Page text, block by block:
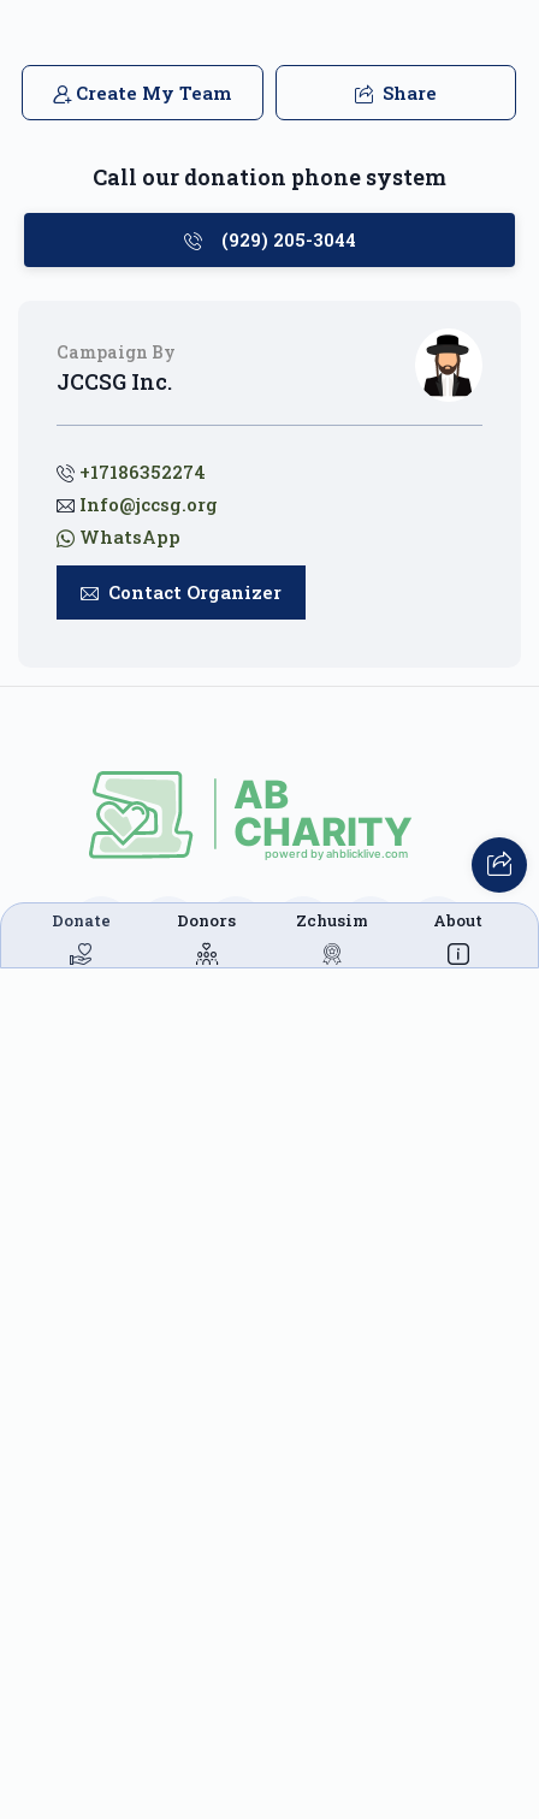
Create My Team Share
Call our donation phone system
(929) 205-3044
Campaign By
JCCSG Inc.
+17186352274
Info@jccsg.org
WhatsApp
Contact Organizer
Donate Donors Zchusim About